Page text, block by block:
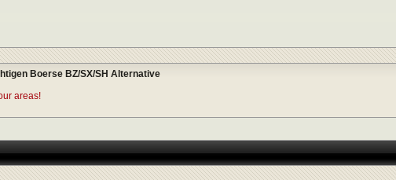
Boerse BZ/SX/SH Alternative
areas!